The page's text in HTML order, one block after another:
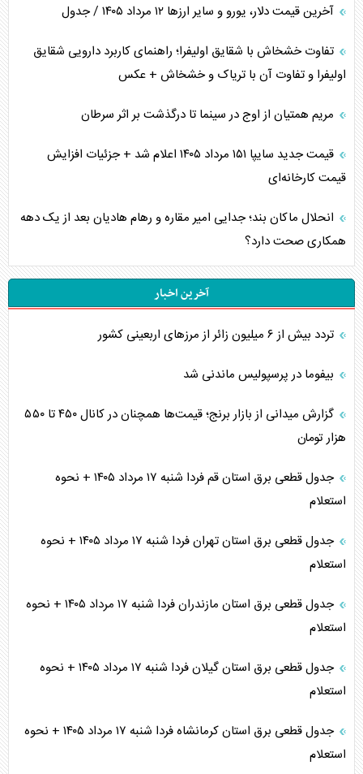
آخرین قیمت دلار، یورو و سایر ارز‌ها ۱۲ مرداد ۱۴۰۵ / جدول
تفاوت خشخاش با شقایق اولیفرا؛ راهنمای کاربرد دارویی شقایق
اولیفرا و تفاوت آن با تریاک و خشخاش + عکس
مریم همتیان از اوج در سینما تا درگذشت بر اثر سرطان
قیمت جدید سایپا ۱۵۱ مرداد ۱۴۰۵ اعلام شد + جزئیات افزایش
قیمت کارخانه‌ای
انحلال ماکان بند؛ جدایی امیر مقاره و رهام هادیان بعد از یک دهه
همکاری صحت دارد؟
آخرین اخبار
تردد بیش از ۶ میلیون زائر از مرزهای اربعینی کشور
بیفوما در پرسپولیس ماندنی شد
گزارش میدانی از بازار برنج؛ قیمت‌ها همچنان در کانال ۴۵۰ تا ۵۵۰
هزار تومان
جدول قطعی برق استان قم فردا شنبه ۱۷ مرداد ۱۴۰۵ + نحوه
استعلام
جدول قطعی برق استان تهران فردا شنبه ۱۷ مرداد ۱۴۰۵ + نحوه
استعلام
جدول قطعی برق استان مازندران فردا شنبه ۱۷ مرداد ۱۴۰۵ + نحوه
استعلام
جدول قطعی برق استان گیلان فردا شنبه ۱۷ مرداد ۱۴۰۵ + نحوه
استعلام
جدول قطعی برق استان کرمانشاه فردا شنبه ۱۷ مرداد ۱۴۰۵ + نحوه
استعلام